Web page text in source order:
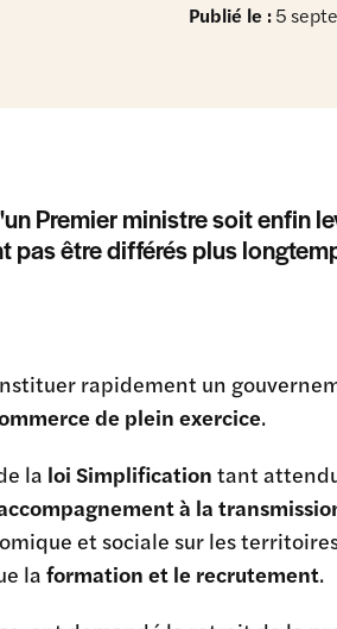
Publié le :5
Premier ministre soit enfin
pas être différés plus
rapidement un
de plein exercice.
la loi Simplification tant
à la
et sociale sur les
laformation et le recrutement.